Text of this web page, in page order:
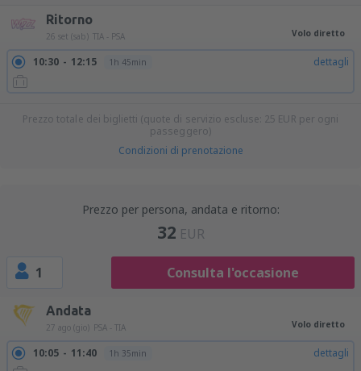
Ritorno
26 set (sab) TIA - PSA Volo diretto
10:30 12:15 1h 45min dettagli
Prezzo totale dei biglietti (quote di servizio escluse: 25 EUR per ogni
passeggero)
Condizioni di prenotazione
Prezzo per persona, andata e ritorno:
32 EUR
1 Consulta l'occasione
Andata
27 ago (gio) PSA - TIA Volo diretto
10:05 11:40 1h 35min dettagli